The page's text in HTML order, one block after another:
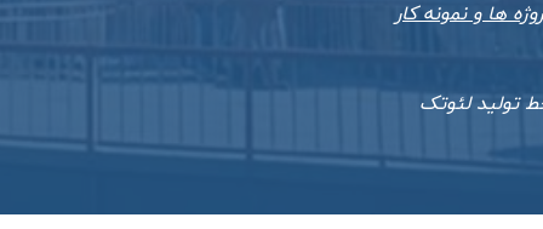
ها و نمونه کار
تولید لئوتک